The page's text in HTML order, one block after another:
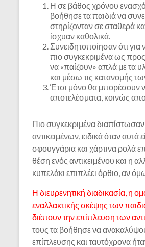
Η σε βάθος χρόνου
βοήθησε τα παιδιά να
στηρίζονταν σε σταθερά
ίσχυαν καθολικά.
Συνειδητοποίησαν ότι
πιο συγκεκριμένα ως
να «παίζουν» απλά με τα
και μέσω τις κατανομής
Έτσι μόνο θα μπορέσουν
αποτελέσματα, κοινώς
Πιο συγκεκριμένα διαπίστωσαν
αντικειμένων, ειδικά όταν
σφουγγάρια και χάρτινα ρολά
θέση ενός αντικειμένου και η
κυπελάκι επιπλέει όρθιο, αν
Η διευρενητική διαδικασία, η
εναλλακτικής σκέψης των
διέπουν την επίπλευση των
τους τα βοήθησε να
επίπλευσης και ταυτόχρονα